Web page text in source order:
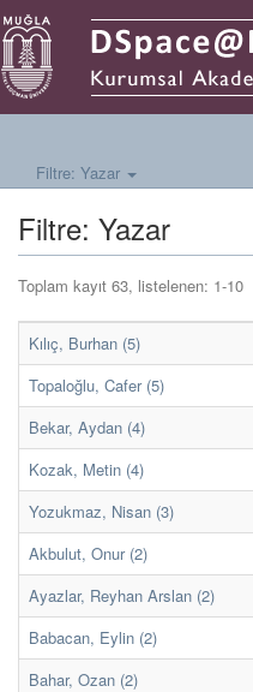
Filtre: Yazar
Filtre: Yazar
Toplam kayıt 63, listelenen: 1-10
Kılıç, Burhan (5)
Topaloğlu, Cafer (5)
Bekar, Aydan (4)
Kozak, Metin (4)
Yozukmaz, Nisan (3)
Akbulut, Onur (2)
Ayazlar, Reyhan Arslan (2)
Babacan, Eylin (2)
Bahar, Ozan (2)